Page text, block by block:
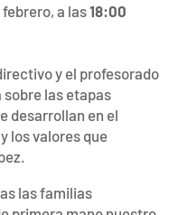
a las18:00
y el profesorado
las etapas
desarrollan en el
los valores que
las familias